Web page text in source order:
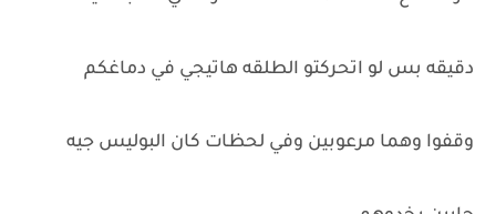
دقيقه بس لو اتحركتو الطلقه هاتيجي في دماغكم
وقفوا وهما مرعوبين وفي لحظات كان البوليس جيه